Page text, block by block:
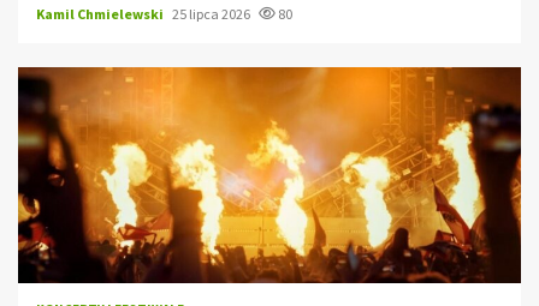
Kamil Chmielewski 25 lipca 2026 80